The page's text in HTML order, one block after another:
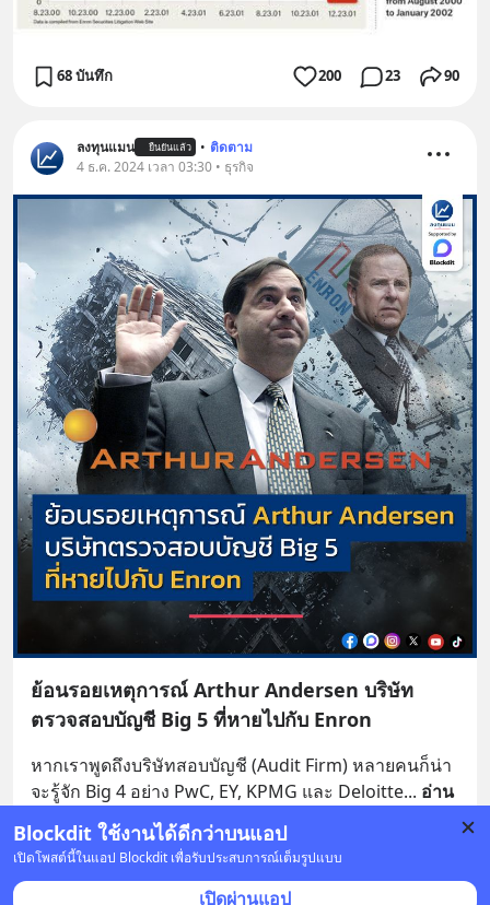
Blockdit ใช้งานได้ดีกว่าบนแอป
เปิดโพสต์นี้ในแอป Blockdit เพื่อรับประสบการณ์เต็มรูปแบบ
เปิดผ่านแอป
68 บันทึก 200 23 90
ลงทุนแมน ยืนยันแล้ว • ติดตาม
4 ธ.ค. 2024 เวลา 03:30 • ธุรกิจ
ย้อนรอยเหตุการณ์ Arthur Andersen บริษัท
ตรวจสอบบัญชี Big 5 ที่หายไปกับ Enron
หากเราพูดถึงบริษัทสอบบัญชี (Audit Firm) หลายคนก็น่า
จะรู้จัก Big 4 อย่าง PwC, EY, KPMG และ Deloitte... อ่าน
1
8 บันทึก 39 1 7